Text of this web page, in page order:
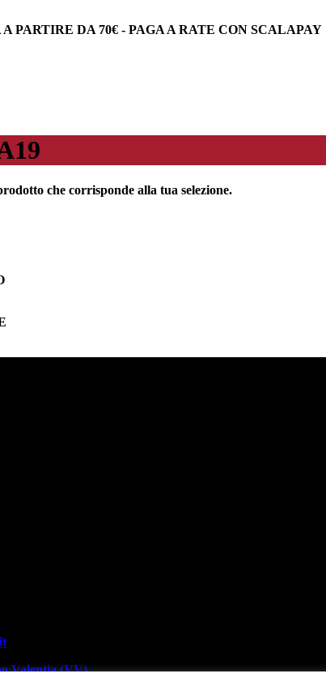
A PARTIRE DA 70€ - PAGA A RATE CON SCALAPAY
che corrisponde alla tua selezione.
Valentia (VV)